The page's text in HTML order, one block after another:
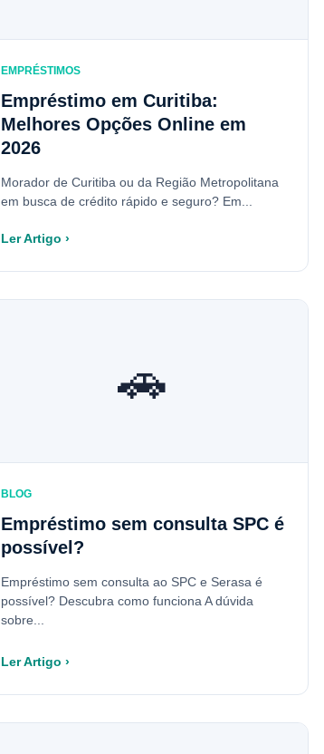
EMPRÉSTIMOS
Empréstimo em Curitiba:
Melhores Opções Online em
2026
Morador de Curitiba ou da Região Metropolitana
em busca de crédito rápido e seguro? Em...
Ler Artigo ›
🚗
BLOG
Empréstimo sem consulta SPC é
possível?
Empréstimo sem consulta ao SPC e Serasa é
possível? Descubra como funciona A dúvida
sobre...
Ler Artigo ›